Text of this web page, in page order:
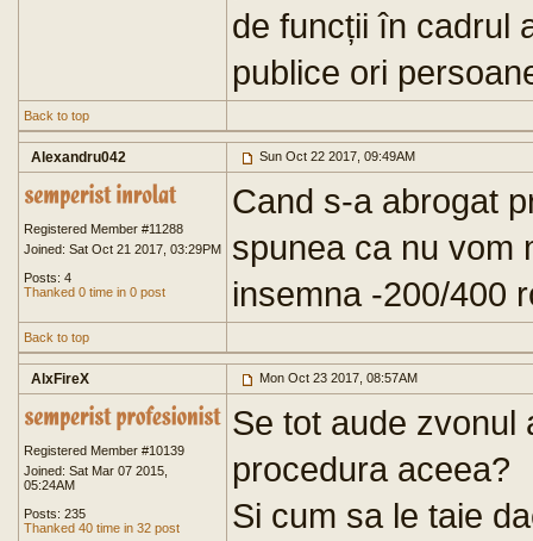
de funcții în cadrul
publice ori
Back to top
Alexandru042 Sun Oct 22 2017, 09:49AM
Registered Member #11288
Joined: Sat Oct 21 2017, 03:29PM
Posts: 4
Thanked 0 time in 0 post
Cand s-a abrogat
spunea ca nu vom
insemna -200/400
Back to top
AlxFireX Mon Oct 23 2017, 08:57AM
Registered Member #10139
Joined: Sat Mar 07 2015,
05:24AM
Posts: 235
Thanked 40 time in 32 post
Se tot aude zvonul
procedura aceea?
Si cum sa le taie